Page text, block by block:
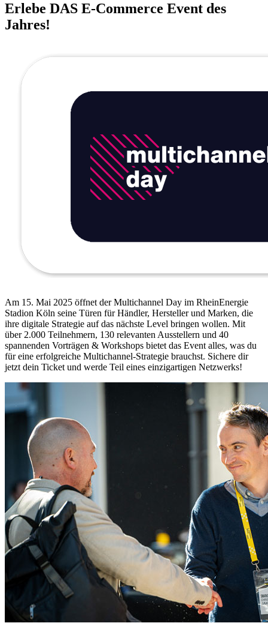
Erlebe DAS E-Commerce Event des
Jahres!
Am 15. Mai 2025 öffnet der Multichannel Day im RheinEnergie
Stadion Köln seine Türen für Händler, Hersteller und Marken, die
ihre digitale Strategie auf das nächste Level bringen wollen. Mit
über 2.000 Teilnehmern, 130 relevanten Ausstellern und 40
spannenden Vorträgen & Workshops bietet das Event alles, was du
für eine erfolgreiche Multichannel-Strategie brauchst. Sichere dir
jetzt dein Ticket und werde Teil eines einzigartigen Netzwerks!